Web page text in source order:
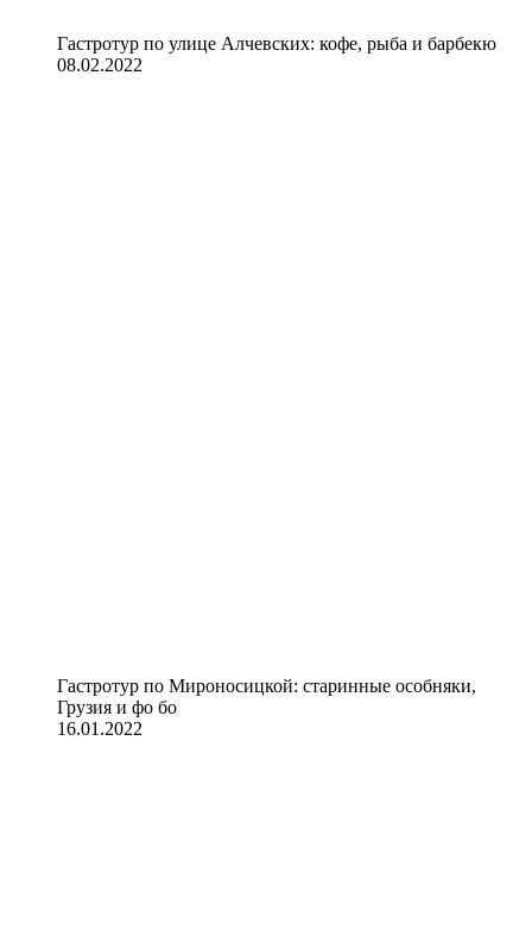
Гастротур по улице Алчевских: кофе, рыба и барбекю
08.02.2022
Гастротур по Мироносицкой: старинные особняки,
Грузия и фо бо
16.01.2022